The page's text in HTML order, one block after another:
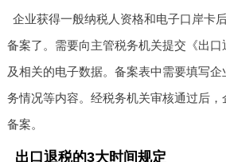
企业获得一般纳税人资格和电子口岸卡
备案了。需要向主管税务机关提交《出口
及相关的电子数据。备案表中需要填写
务情况等内容。经税务机关审核通过后
备案。
出口退税的3大时间规定